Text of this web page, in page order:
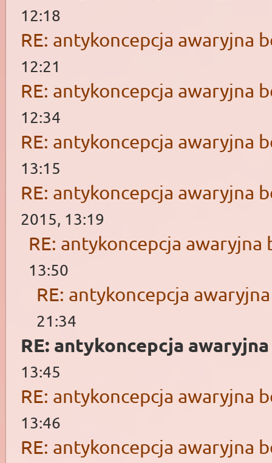
12:18
RE: antykoncepcja awaryjna
12:21
RE: antykoncepcja awaryjna
12:34
RE: antykoncepcja awaryjna
13:15
RE: antykoncepcja awaryjna
2015, 13:19
RE: antykoncepcja awaryjna
13:50
RE: antykoncepcja
21:34
RE: antykoncepcja
13:45
RE: antykoncepcja awaryjna
13:46
RE: antykoncepcja awaryjna